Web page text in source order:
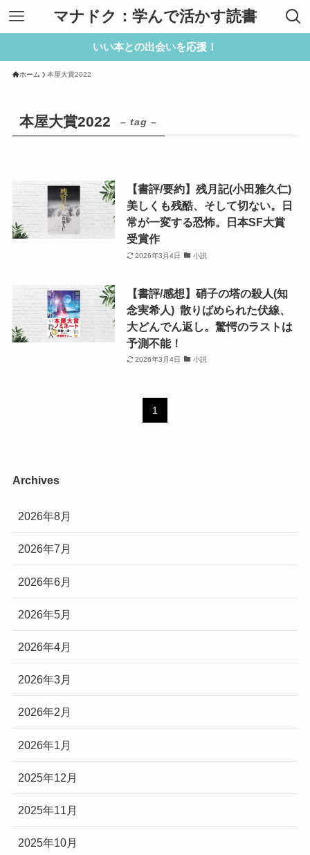
マナドク：学んで活かす読書
いい本との出会いを応援！
ホーム 本屋大賞2022
本屋大賞2022 – tag –
【書評/要約】残月記(小田雅久仁)
美しくも残酷、そして切ない。日
常が一変する恐怖。日本SF大賞
受賞作
2026年3月4日 小説
【書評/感想】硝子の塔の殺人(知
念実希人) 散りばめられた伏線、
大どんでん返し。驚愕のラストは
予測不能！
2026年3月4日 小説
1
Archives
2026年8月
2026年7月
2026年6月
2026年5月
2026年4月
2026年3月
2026年2月
2026年1月
2025年12月
2025年11月
2025年10月